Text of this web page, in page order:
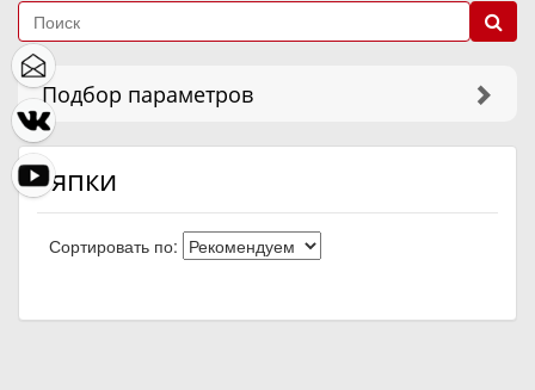
Подбор параметров
Тяпки
Сортировать по: